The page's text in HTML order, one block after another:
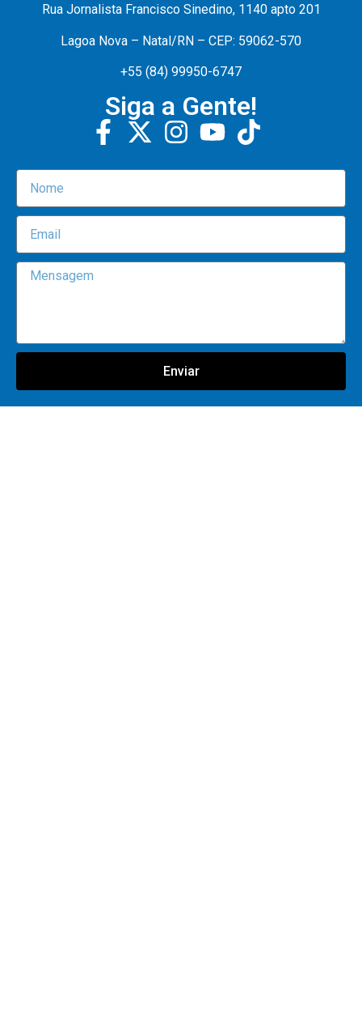
Rua Jornalista Francisco Sinedino, 1140 apto 201
Lagoa Nova – Natal/RN – CEP: 59062-570
+55 (84) 99950-6747
Siga a Gente!
Enviar